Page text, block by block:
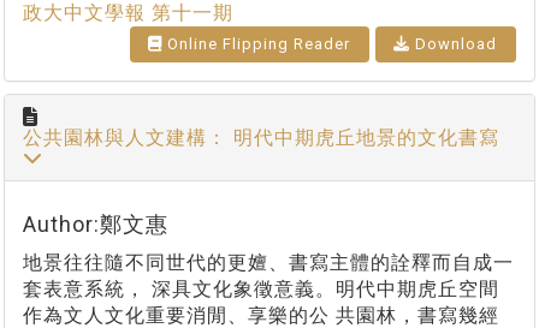
政大中文學報 第十一期
Online Flipping Reader Download
公共園林與人文建構： 明代中期虎丘地景的文化書寫
Author:鄭文惠
地景往往隨不同世代的更嬗、書寫主體的詮釋而自成一
套表意系統， 深具文化象徵意義。明代中期虎丘空間
作為文人文化重要消閒、享樂的公 共園林，書寫幾經